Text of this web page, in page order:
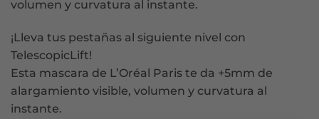
volumen y curvatura al instante.
¡Lleva tus pestañas al siguiente nivel con
TelescopicLift!
Esta mascara de L’Oréal Paris te da +5mm de
alargamiento visible, volumen y curvatura al
instante.